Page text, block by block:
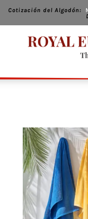
Cotización del Algodón: